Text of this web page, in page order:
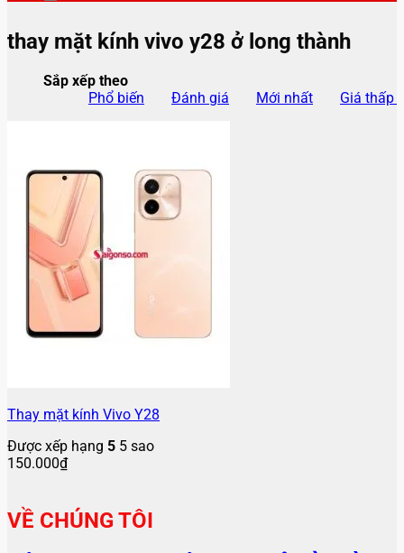
thay mặt kính vivo y28 ở long thành
Sắp xếp theo
Phổ biến
Đánh giá Mới nhất Giá thấp
Thay mặt kính Vivo Y28
Được xếp hạng 5 5 sao
150.000₫
VỀ CHÚNG TÔI